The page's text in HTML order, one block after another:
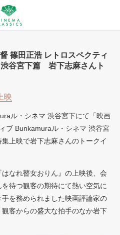
篠田正浩 レトロスペクティ
谷宮下篇 岩下志麻さんト
映
ル・シネマ 渋谷宮下にて「映画
ブ Bunkamuraル・シネマ 渋谷宮
上映で岩下志麻さんのトークイ
なれ瞽女おりん』の上映後、会
待つ観客の期待にて熱い空気に
を務められました映画評論家の
客からの盛大な拍手のなか岩下